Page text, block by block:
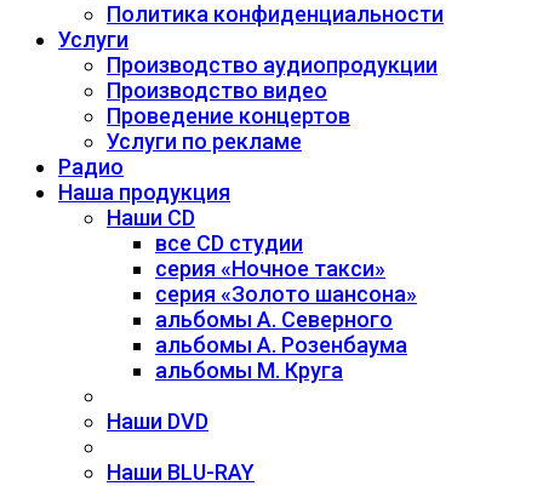
Политика конфиденциальности
Услуги
Производство аудиопродукции
Производство видео
Проведение концертов
Услуги по рекламе
Радио
Наша продукция
Наши CD
все CD студии
серия «Ночное такси»
серия «Золото шансона»
альбомы А. Северного
альбомы А. Розенбаума
альбомы М. Круга
Наши DVD
Наши BLU-RAY